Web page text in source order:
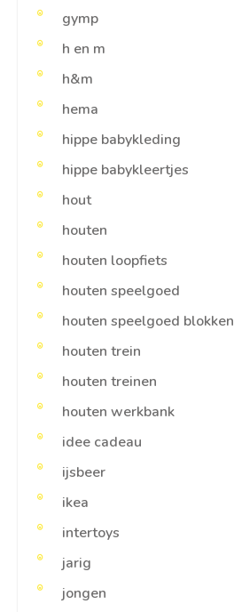
gymp
h en m
h&m
hema
hippe babykleding
hippe babykleertjes
hout
houten
houten loopfiets
houten speelgoed
houten speelgoed blokken
houten trein
houten treinen
houten werkbank
idee cadeau
ijsbeer
ikea
intertoys
jarig
jongen